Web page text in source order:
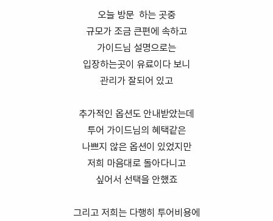
오늘 방문 하는 곳중
규모가 조금 큰편에 속하고
가이드님 설명으로는
입장하는곳이 유료이다 보니
관리가 잘되어 있고
추가적인 옵션도 안내받았는데
투어 가이드님의 혜택같은
나쁘지 않은 옵션이 있었지만
저희 마음대로 돌아다니고
싶어서 선택을 안했죠
그리고 저희는 다행히 투어비용에